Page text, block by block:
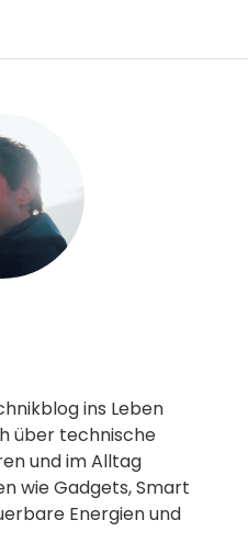
ins Leben
über technische
und im Alltag
wie Gadgets, Smart
Energien und